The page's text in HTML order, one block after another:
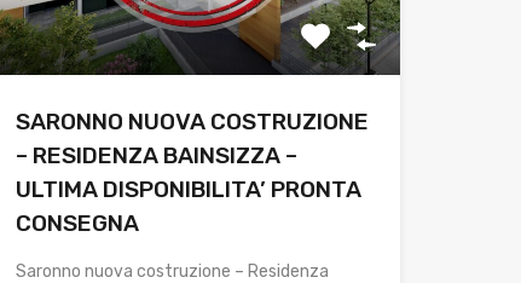
SARONNO NUOVA COSTRUZIONE
– RESIDENZA BAINSIZZA –
ULTIMA DISPONIBILITA’ PRONTA
CONSEGNA
Saronno nuova costruzione – Residenza